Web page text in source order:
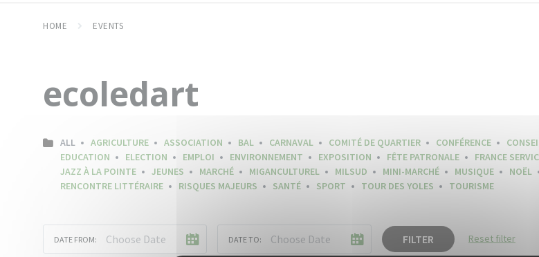
HOME EVENTS
ecoledart
ALL AGRICULTURE ASSOCIATION BAL CARNAVAL COMITÉ DE QUARTIER CONFÉRENCE
EDUCATION
ELECTION EMPLOI ENVIRONNEMENT EXPOSITION FÊTE PATRONALE FRANCE
JAZZ À LA POINTE
JEUNES MARCHÉ MIGANCULTUREL MILSUD MINI-MARCHÉ MUSIQUE NOËL
RENCONTRE LITTÉRAIRE
RISQUES MAJEURS SANTÉ SPORT TOUR DES YOLES TOURISME
DATE FROM: DATE TO: FILTER Reset filter